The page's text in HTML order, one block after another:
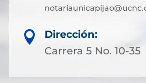

Dirección:
Carrera 5 No. 10-35